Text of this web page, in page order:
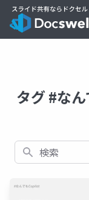
タグ #な
検索